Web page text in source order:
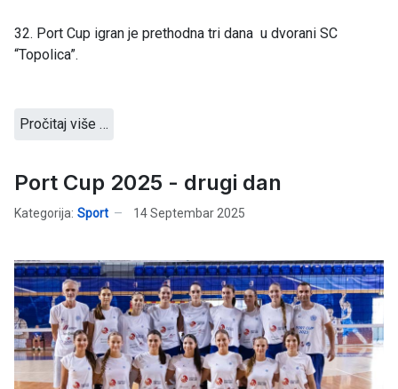
32. Port Cup igran je prethodna tri dana u dvorani SC
“Topolica”.
Pročitaj više …
Port Cup 2025 - drugi dan
Kategorija: Sport 14 Septembar 2025